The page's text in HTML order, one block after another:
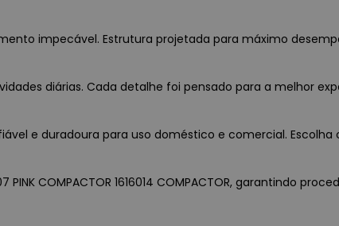
impecável. Estrutura projetada para máximo
diárias. Cada detalhe foi pensado para a melhor
e duradoura para uso doméstico e comercial.
COMPACTOR 1616014 COMPACTOR, garantindo